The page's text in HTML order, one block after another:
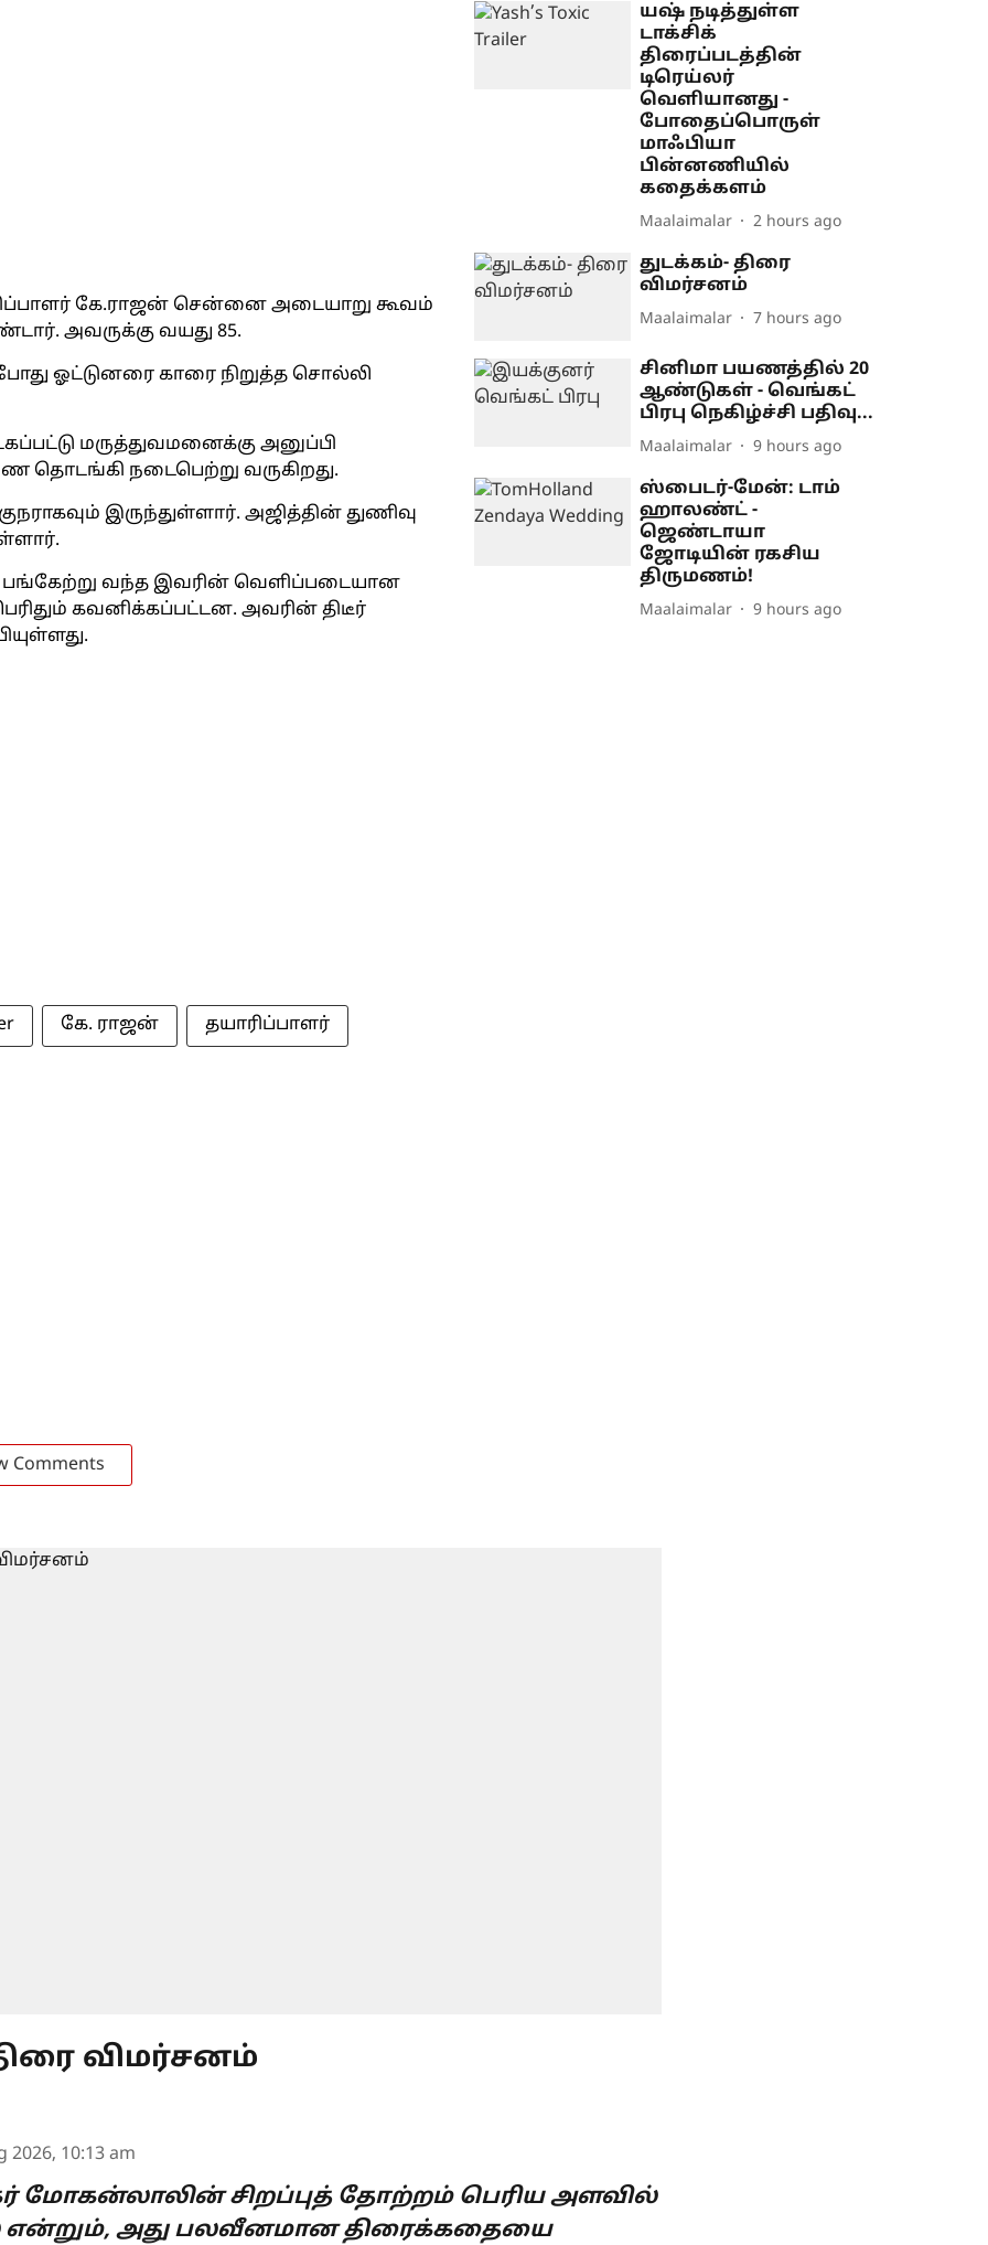
கே.ராஜன் சென்னை அடையாறு கூவம்
அவருக்கு வயது 85.
ஓட்டுனரை காரை நிறுத்த சொல்லி
மருத்துவமனைக்கு அனுப்பி
தொடங்கி நடைபெற்று வருகிறது.
இருந்துள்ளார். அஜித்தின் துணிவு
பங்கேற்று வந்த இவரின் வெளிப்படையான
கவனிக்கப்பட்டன. அவரின் திடீர்
கே. ராஜன் தயாரிப்பாளர்
Comments
யஷ் நடித்துள்ள
டாக்சிக்
திரைப்படத்தின்
டிரெய்லர்
வெளியானது -
போதைப்பொருள்
மாஃபியா
பின்னணியில்
கதைக்களம்
Maalaimalar 2 hours ago
துடக்கம்- திரை
விமர்சனம்
Maalaimalar 7 hours ago
சினிமா பயணத்தில் 20
ஆண்டுகள் - வெங்கட்
பிரபு நெகிழ்ச்சி பதிவு...
Maalaimalar 9 hours ago
ஸ்பைடர்-மேன்: டாம்
ஹாலண்ட் -
ஜெண்டாயா
ஜோடியின் ரகசிய
திருமணம்!
Maalaimalar 9 hours ago
விமர்சனம்
2026, 10:13 am
மோகன்லாலின் சிறப்புத் தோற்றம் பெரிய அளவில்
அது பலவீனமான திரைக்கதையை